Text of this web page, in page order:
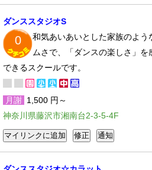
ダンススタジオS
0
和気あいあいとした家族のよう
ムさで、「ダンスの楽しさ」を
できるスクールです。
月謝 1,500 円～
神奈川県藤沢市湘南台2-3-5-4F